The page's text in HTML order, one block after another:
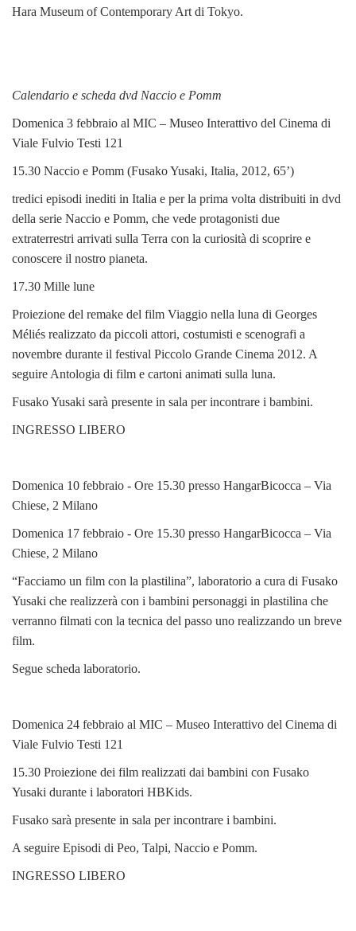
Hara Museum of Contemporary Art di Tokyo.
Calendario e scheda dvd Naccio e Pomm
Domenica 3 febbraio al MIC – Museo Interattivo del Cinema di
Viale Fulvio Testi 121
15.30 Naccio e Pomm (Fusako Yusaki, Italia, 2012, 65’)
tredici episodi inediti in Italia e per la prima volta distribuiti in dvd
della serie Naccio e Pomm, che vede protagonisti due
extraterrestri arrivati sulla Terra con la curiosità di scoprire e
conoscere il nostro pianeta.
17.30 Mille lune
Proiezione del remake del film Viaggio nella luna di Georges
Méliés realizzato da piccoli attori, costumisti e scenografi a
novembre durante il festival Piccolo Grande Cinema 2012. A
seguire Antologia di film e cartoni animati sulla luna.
Fusako Yusaki sarà presente in sala per incontrare i bambini.
INGRESSO LIBERO
Domenica 10 febbraio - Ore 15.30 presso HangarBicocca – Via
Chiese, 2 Milano
Domenica 17 febbraio - Ore 15.30 presso HangarBicocca – Via
Chiese, 2 Milano
“Facciamo un film con la plastilina”, laboratorio a cura di Fusako
Yusaki che realizzerà con i bambini personaggi in plastilina che
verranno filmati con la tecnica del passo uno realizzando un breve
film.
Segue scheda laboratorio.
Domenica 24 febbraio al MIC – Museo Interattivo del Cinema di
Viale Fulvio Testi 121
15.30 Proiezione dei film realizzati dai bambini con Fusako
Yusaki durante i laboratori HBKids.
Fusako sarà presente in sala per incontrare i bambini.
A seguire Episodi di Peo, Talpi, Naccio e Pomm.
INGRESSO LIBERO